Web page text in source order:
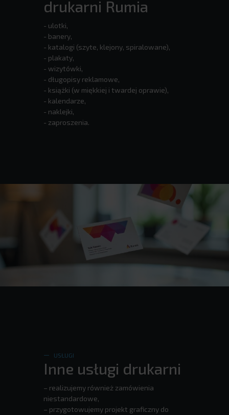
drukarni Rumia
- ulotki,
- banery,
- katalogi (szyte, klejony, spiralowane),
- plakaty,
- wizytówki,
- długopisy reklamowe,
- książki (w miękkiej i twardej oprawie),
- kalendarze,
- naklejki,
- zaproszenia.
USŁUGI
Inne usługi drukarni
– realizujemy również zamówienia
niestandardowe,
– przygotowujemy projekt graficzny do